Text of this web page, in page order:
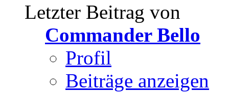
Letzter Beitrag von
Commander Bello
Profil
Beiträge anzeigen